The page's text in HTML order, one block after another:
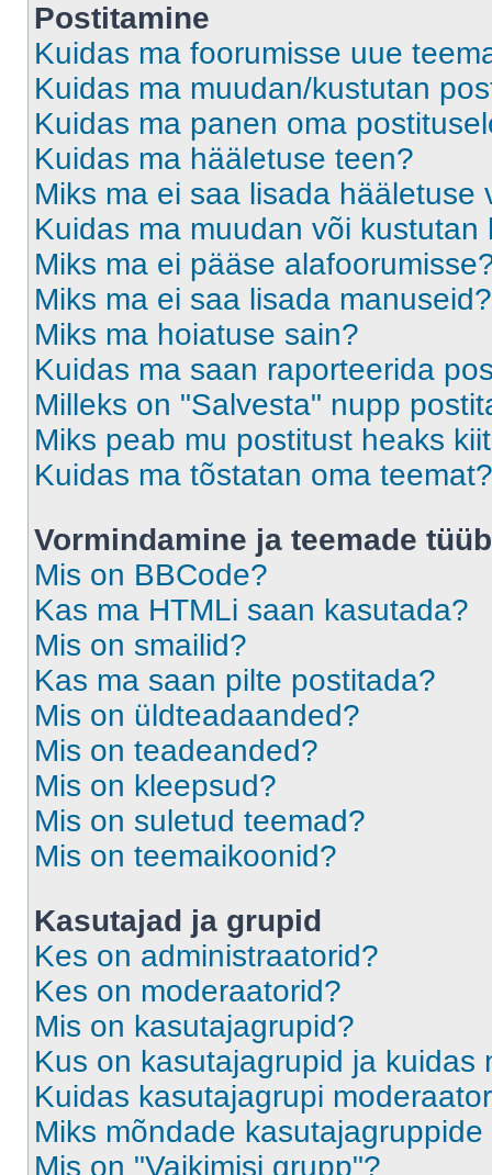
Postitamine
Kuidas ma foorumisse uue
Kuidas ma muudan/kustutan
Kuidas ma panen oma
Kuidas ma hääletuse teen?
Miks ma ei saa lisada hääletuse
Kuidas ma muudan või kustutan
Miks ma ei pääse
Miks ma ei saa lisada manuseid?
Miks ma hoiatuse sain?
Kuidas ma saan raporteerida
Milleks on "Salvesta" nupp
Miks peab mu postitust heaks
Kuidas ma tõstatan oma teemat?
Vormindamine ja teemade
Mis on BBCode?
Kas ma HTMLi saan kasutada?
Mis on smailid?
Kas ma saan pilte postitada?
Mis on üldteadaanded?
Mis on teadeanded?
Mis on kleepsud?
Mis on suletud teemad?
Mis on teemaikoonid?
Kasutajad ja grupid
Kes on administraatorid?
Kes on moderaatorid?
Mis on kasutajagrupid?
Kus on kasutajagrupid ja kuidas
Kuidas kasutajagrupi
Miks mõndade
Mis on "Vaikimisi grupp"?